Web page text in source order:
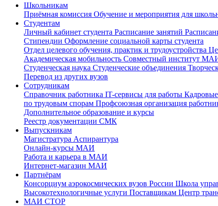
Школьникам
Приёмная комиссия Обучение и мероприятия для
Студентам
Личный кабинет студента Расписание занятий
Стипендии Оформление социальной карты студента
Отдел целевого обучения, практик и трудоустройства
Академическая мобильность Совместный институт
Студенческая наука Студенческие объединения
Перевод из других вузов
Сотрудникам
Cправочник работника IT-сервисы для работы
по трудовым спорам Профсоюзная организация
Дополнительное образование и курсы
Реестр документации СМК
Выпускникам
Магистратура Аспирантура
Онлайн-курсы МАИ
Работа и карьера в МАИ
Интернет-магазин МАИ
Партнёрам
Консорциум аэрокосмических вузов России Школа
Высокотехнологичные услуги Поставщикам Центр
МАИ СТОР